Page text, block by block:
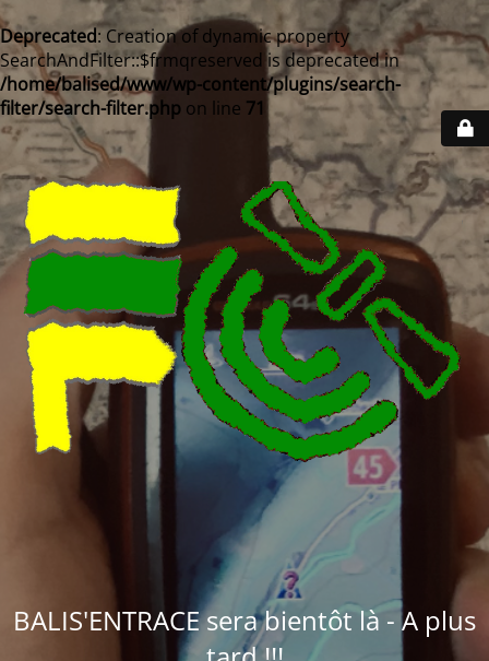
Deprecated: Creation of dynamic property
SearchAndFilter::$frmqreserved is deprecated in
/home/balised/www/wp-content/plugins/search-
filter/search-filter.php on line 71
BALIS'ENTRACE sera bientôt là - A plus